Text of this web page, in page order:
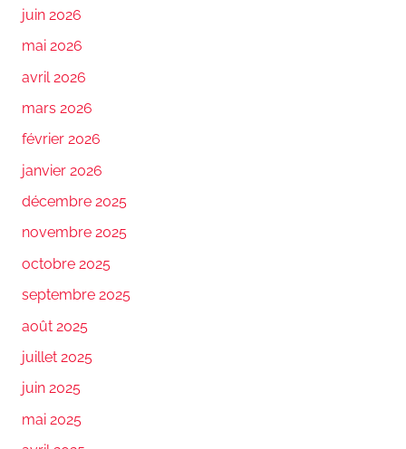
juin 2026
mai 2026
avril 2026
mars 2026
février 2026
janvier 2026
décembre 2025
novembre 2025
octobre 2025
septembre 2025
août 2025
juillet 2025
juin 2025
mai 2025